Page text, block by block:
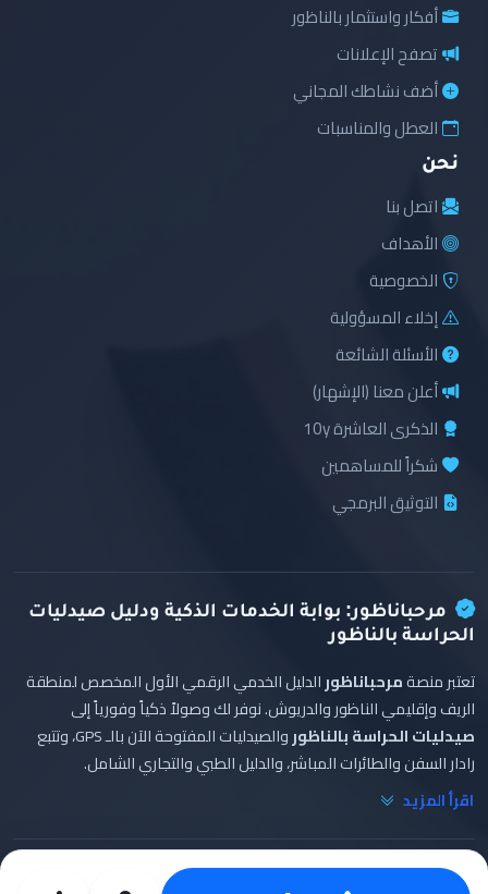
أفكار واستثمار بالناظور
تصفح الإعلانات
أضف نشاطك المجاني
العطل والمناسبات
نحن
اتصل بنا
الأهداف
الخصوصية
إخلاء المسؤولية
الأسئلة الشائعة
أعلن معنا (الإشهار)
الذكرى العاشرة 10y
شكراً للمساهمين
التوثيق البرمجي
مرحباناظور: بوابة الخدمات الذكية ودليل صيدليات
الحراسة بالناظور
تعتبر منصةمرحباناظورالدليل الخدمي الرقمي الأول المخصص لمنطقة
الريف وإقليمي الناظور والدريوش. نوفر لك وصولاً ذكياً وفورياً إلى
صيدليات الحراسة بالناظور
والصيدليات المفتوحة الآن بالـ GPS، وتتبع
رادار السفن والطائرات المباشر، والدليل الطبي والتجاري الشامل.
اقرأ المزيد